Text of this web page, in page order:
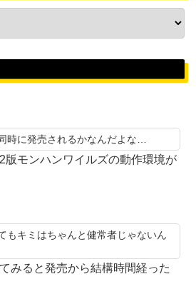
時に発売されるかなんだよな…
版モンハンワイルズの動作環境が
もキミはちゃんと健常者じゃないん
みると発売から結構時間経った